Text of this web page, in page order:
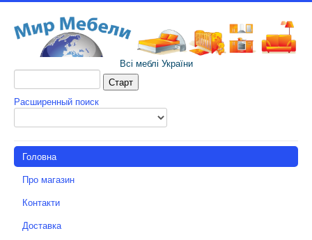
Всі меблі України
Расширенный поиск
Головна
Про магазин
Контакти
Доставка